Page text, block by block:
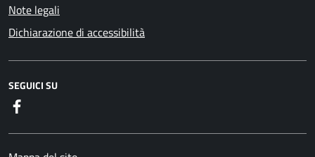
Note legali
Dichiarazione di accessibilità
SEGUICI SU